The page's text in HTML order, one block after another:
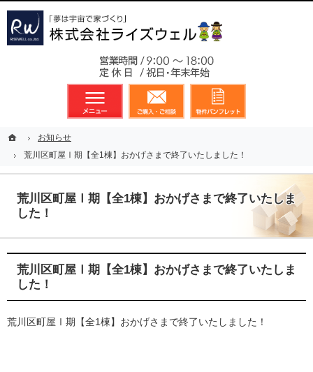
ホームお知らせ
荒川区町屋Ⅰ期【全1棟】おかげさまで終了いたしました！
荒川区町屋Ⅰ期【全1棟】おかげさまで終了いたしま
した！
荒川区町屋Ⅰ期【全1棟】おかげさまで終了いたしま
した！
荒川区町屋Ⅰ期【全1棟】おかげさまで終了いたしました！
メニュー 資料請求・お問合せ
ホームお知らせ
荒川区町屋Ⅰ期【全1棟】おかげさまで終了いたしました！